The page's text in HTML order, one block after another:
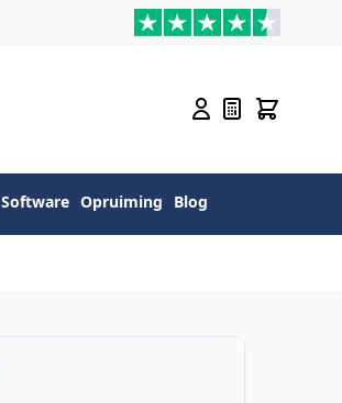
Software Opruiming Blog